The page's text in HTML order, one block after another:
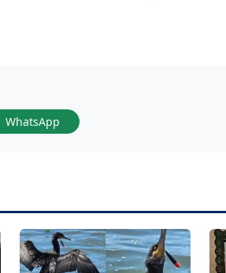
WhatsApp